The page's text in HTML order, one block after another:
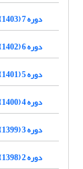
دوره 7 (1403)
دوره 6 (1402)
دوره 5 (1401)
دوره 4 (1400)
دوره 3 (1399)
دوره 2 (1398)